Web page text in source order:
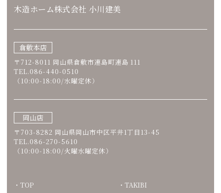
木造ホーム株式会社 小川建美
倉敷本店
〒712-8011 岡山県倉敷市連島町連島 111
TEL.086-440-0510
（10:00-18:00/水曜定休）
岡山店
〒703-8282 岡山県岡山市中区平井1丁目13-45
TEL.086-270-5610
（10:00-18:00/火曜水曜定休）
TOP
TAKIBI